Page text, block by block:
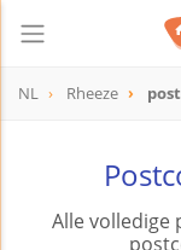
NL Rheeze
Alle volledige